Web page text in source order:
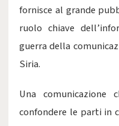
fornisce al grande
ruolo chiave
guerra della
Siria.
Una comunicazione
confondere le parti in